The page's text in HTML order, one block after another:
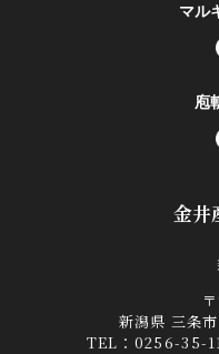
金井
新潟県 三条
TEL： 0256-35-
マル
庖